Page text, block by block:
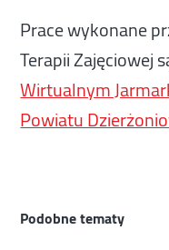
Prace wykonane
Terapii Zajęciowej
Wirtualnym
Powiatu
Podobne tematy